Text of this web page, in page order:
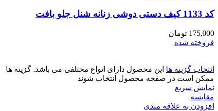
کد 1133 کیف دستی دوشی زنانه شنل جلو بافت
175,000 تومان
فروخته شده
انتخاب گزینه ها این محصول دارای انواع مختلفی می باشد. گزینه ها
ممکن است در صفحه محصول انتخاب شوند
نمایش سریع
مقايسه
افزودن به علاقه مندی